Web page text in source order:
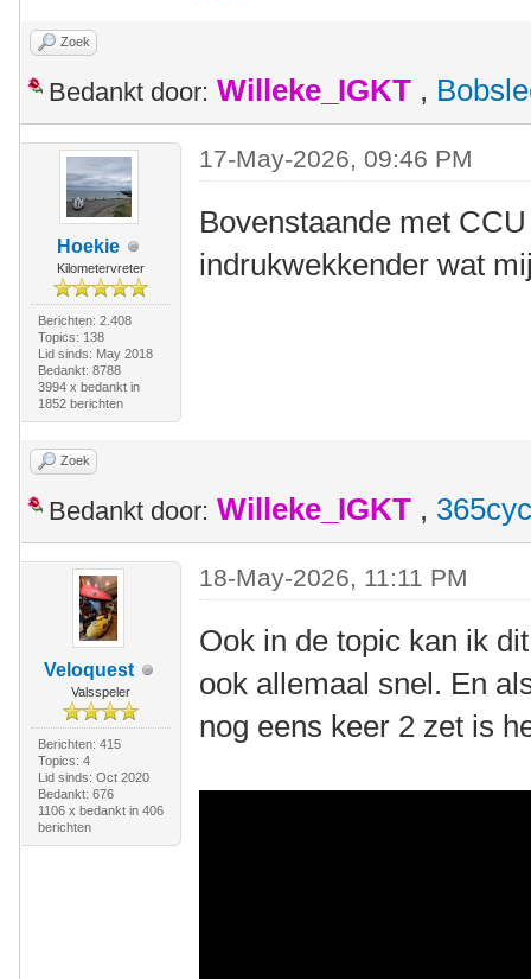
Zoek
Bedankt door: Willeke_IGKT ,
Hoekie
Kilometervreter
Berichten: 2.408
Topics: 138
Lid sinds: May 2018
Bedankt: 8788
3994 x bedankt in
1852 berichten
17-May-2026, 09:46 PM
Bovenstaande met
indrukwekkender wat
Zoek
Bedankt door: Willeke_IGKT ,
Veloquest
Valsspeler
Berichten: 415
Topics: 4
Lid sinds: Oct 2020
Bedankt: 676
1106 x bedankt in 406
berichten
18-May-2026, 11:11 PM
Ook in de topic kan ik
ook allemaal snel. En
nog eens keer 2 zet is